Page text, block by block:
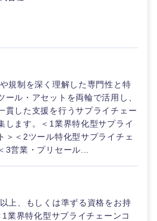
選択してください
事業企画・事業開発
事業管理
M&A・事業投資
選択してください
選択してください
・環境
舶
を選択してください
青森県
岩手県
山形県
力ください
20代 30代
40代 50代
規制を深く理解した専門性と特
ール・アセットを両輪で活用し、
貫した支援を行うサプライチェー
します。＜1業界特化型サプライ
＞＜2ツール特化型サプライチェ
3営業・プリセール...
上、もしくは準ずる資格をお持
業界特化型サプライチェーンコ